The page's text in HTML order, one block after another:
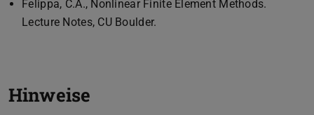
Felippa, C.A., Nonlinear Finite Element Methods.
Lecture Notes, CU Boulder.
Hinweise